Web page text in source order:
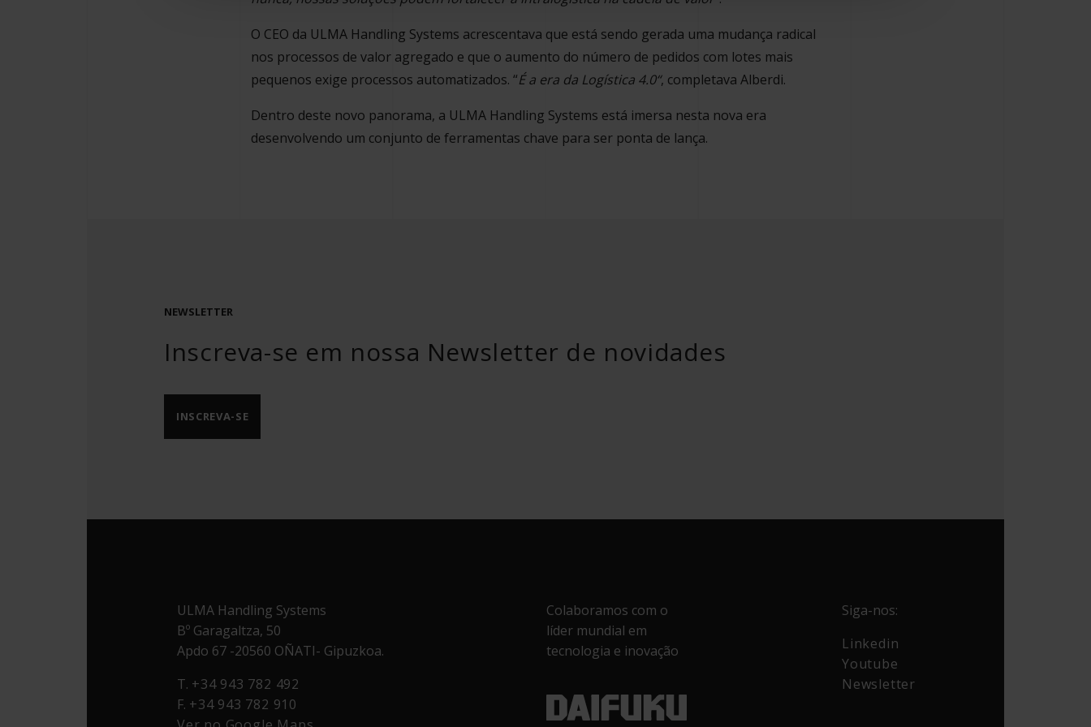
O CEO da ULMA Handling Systems acrescentava que está sendo gerada uma mudança radical
nos processos de valor agregado e que o aumento do número de pedidos com lotes mais
pequenos exige processos automatizados. “É a era da Logística 4.0“, completava Alberdi.
Dentro deste novo panorama, a ULMA Handling Systems está imersa nesta nova era
desenvolvendo um conjunto de ferramentas chave para ser ponta de lança.
NEWSLETTER
Inscreva-se em nossa Newsletter de novidades
INSCREVA-SE
ULMA Handling Systems
Bº Garagaltza, 50
Apdo 67 -20560 OÑATI- Gipuzkoa.
T. +34 943 782 492
F. +34 943 782 910
Colaboramos com o
líder mundial em
tecnologia e inovação
Siga-nos:
Linkedin
Youtube
Newsletter